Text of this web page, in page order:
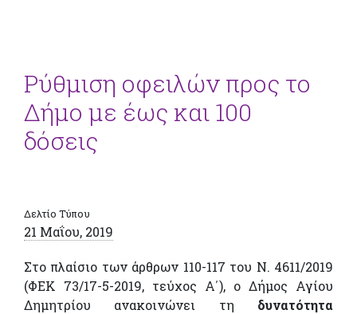
Ρύθμιση οφειλών προς το
Δήμο με έως και 100
δόσεις
Δελτίο Τύπου
21 Μαΐου, 2019
Στο πλαίσιο των άρθρων 110-117 του Ν. 4611/2019
(ΦΕΚ 73/17-5-2019, τεύχος Α΄), ο Δήμος Αγίου
Δημητρίου ανακοινώνει τη δυνατότητα